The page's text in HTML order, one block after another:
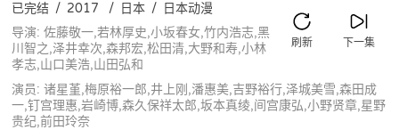
下一集
刷新
已完结 / 2017 / 日本 / 日本动漫
导演: 佐藤敬一,若林厚史,小坂春女,竹内浩志,黑
川智之,泽井幸次,森邦宏,松田清,大野和寿,小林
孝志,山口美浩,山田弘和
演员: 诸星堇,梅原裕一郎,井上刚,潘惠美,吉野裕行,泽城美雪,森田成
一,钉宫理惠,岩崎博,森久保祥太郎,坂本真绫,间宫康弘,小野贤章,星野
贵纪,前田玲奈